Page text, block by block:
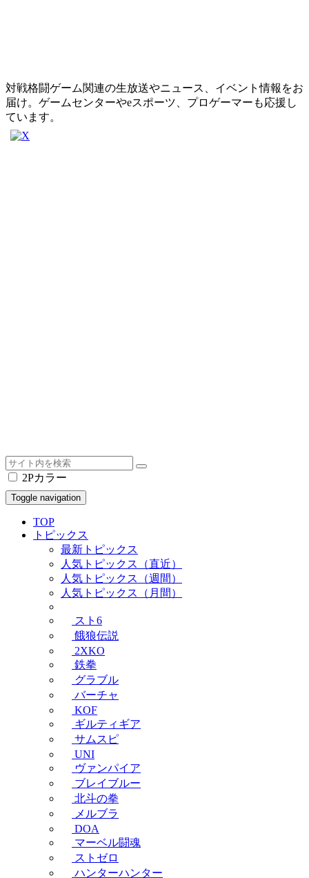
対戦格闘ゲーム関連の生放送やニュース、イベント情報をお
届け。ゲームセンターやeスポーツ、プロゲーマーも応援し
ています。
2Pカラー
Toggle navigation
TOP
トピックス
最新トピックス
人気トピックス（直近）
人気トピックス（週間）
人気トピックス（月間）
スト6
餓狼伝説
2XKO
鉄拳
グラブル
バーチャ
KOF
ギルティギア
サムスピ
UNI
ヴァンパイア
ブレイブルー
北斗の拳
メルブラ
DOA
マーベル闘魂
ストゼロ
ハンターハンター